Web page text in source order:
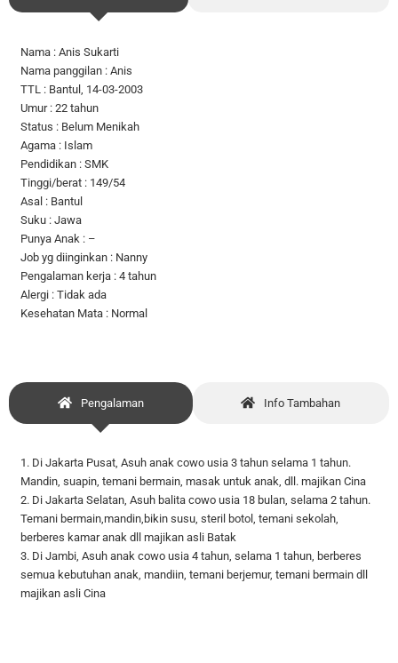
Nama : Anis Sukarti
Nama panggilan : Anis
TTL : Bantul, 14-03-2003
Umur : 22 tahun
Status : Belum Menikah
Agama : Islam
Pendidikan : SMK
Tinggi/berat : 149/54
Asal : Bantul
Suku : Jawa
Punya Anak : –
Job yg diinginkan : Nanny
Pengalaman kerja : 4 tahun
Alergi : Tidak ada
Kesehatan Mata : Normal
Pengalaman Info Tambahan
1. Di Jakarta Pusat, Asuh anak cowo usia 3 tahun selama 1 tahun.
Mandin, suapin, temani bermain, masak untuk anak, dll. majikan Cina
2. Di Jakarta Selatan, Asuh balita cowo usia 18 bulan, selama 2 tahun.
Temani bermain,mandin,bikin susu, steril botol, temani sekolah,
berberes kamar anak dll majikan asli Batak
3. Di Jambi, Asuh anak cowo usia 4 tahun, selama 1 tahun, berberes
semua kebutuhan anak, mandiin, temani berjemur, temani bermain dll
majikan asli Cina